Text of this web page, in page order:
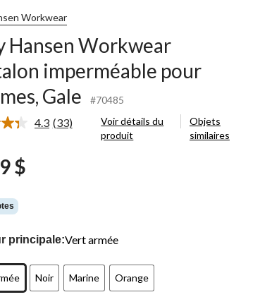
Workwear
Hansen Workwear
imperméable pour
Gale
#70485
4.3 Lire
(33)
Voir détails du
produit
Objets
similaires
$
principale:Vert armée
Noir Marine Orange